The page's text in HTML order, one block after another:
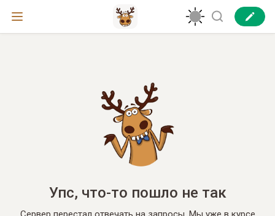
Упс, что-то пошло не так